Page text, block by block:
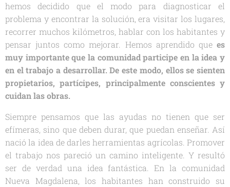
hemos decidido que el modo para diagnosticar el
problema y encontrar la solución, era visitar los lugares,
recorrer muchos kilómetros, hablar con los habitantes y
pensar juntos como mejorar. Hemos aprendido que es
muy importante que la comunidad participe en la idea y
en el trabajo a desarrollar. De este modo, ellos se sienten
propietarios, partícipes, principalmente conscientes y
cuidan las obras.
Siempre pensamos que las ayudas no tienen que ser
efímeras, sino que deben durar, que puedan enseñar. Así
nació la idea de darles herramientas agrícolas. Promover
el trabajo nos pareció un camino inteligente. Y resultó
ser de verdad una idea fantástica. En la comunidad
Nueva Magdalena, los habitantes han construido su